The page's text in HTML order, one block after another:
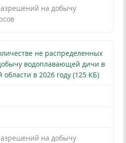
на добычу
не распределенных
водоплавающей дичи в
в 2026 году (125 КБ)
на добычу